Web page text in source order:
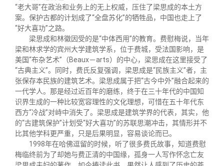
“老大哥”在政治和业务上的无上权威，压住了梁思成的本土方
案。保护古都的计划成了“全盘苏化”的牺牲品，中国也走上了
“好大喜功”之路。
梁思成和林徽因受的是“中体西用”的教育。费慰梅说，当年
梁和林求学的宾州大学建筑学系，位于费城，受法国影响，是
美国“布杂艺术”（Beaux－arts）的中心，梁思成在这里接受了
“古典主义”。同时，费氏反复强调，梁思成是“民族主义”者，主
张保存本民族的建筑艺术。梁思成属于把“古今中外”融合起来的
一代学人。那是经过近百年的磨练，终于在三十年代的中国知
识界生成的一种比较宽容理性的文化理想，可惜在五十年代东
西方“冷战”对峙中消失了。梁思成是建筑学界的代表，其实，他
的“古建筑保护”计划受“好大喜功”的苏联思潮冲击，其情形并不
比其他学科更严重，只是后果明显，容易谈论而已。
1998年在哈佛逗留的时候，听了很多费氏故事，知道费慰
梅临终前为了却她与费正清的中国缘，孤身一人写作怀念亡友